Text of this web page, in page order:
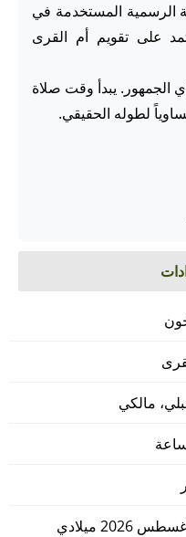
الرسمية المستخدمة في
على تقويم أم القرى
الجمهور. يبدأ وقت صلاة
لطوله الحقيقي.
مالكي